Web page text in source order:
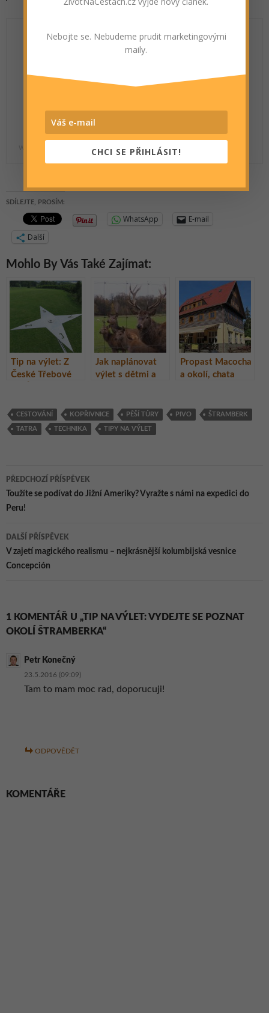
Jason Moody
Dekadentní cestovatel a novodobý romantický hrdina. Autor
knihy Dobrodružství stopaře Moodyho.
www.facebook.com/Moodyhotoulky
SDÍLEJTE, PROSÍM:
WhatsApp
E-mail
Další
Mohlo By Vás Také Zajímat:
Tip na výlet: Z
České Třebové
rozhledny
Jak naplánovat
výlet s dětmi a
se s nimi nakrmit
zvířátka do
Vysokého
Propast Macocha
a okolí, chata
CESTOVÁNÍ KOPŘIVNICE PĚŠÍ TŮRY PIVO ŠTRAMBERK
TATRA TECHNIKA TIPY NA VÝLET
Navigace
pro
PŘEDCHOZÍ PŘÍSPĚVEK
Toužíte se podívat do Jižní Ameriky? Vyražte s námi na expedici do
Peru!
DALŠÍ PŘÍSPĚVEK
V zajetí magického realismu – nejkrásnější kolumbijská vesnice
Concepción
1 KOMENTÁŘ U „TIP NA VÝLET: VYDEJTE SE POZNAT
OKOLÍ ŠTRAMBERKA“
Petr Konečný
23.5.2016 (09:09)
Tam to mam moc rad, doporucuji!
ODPOVĚDĚT
KOMENTÁŘE
Nebojte se. Nebudeme prudit marketingovými
maily.
CHCI SE PŘIHLÁSIT!